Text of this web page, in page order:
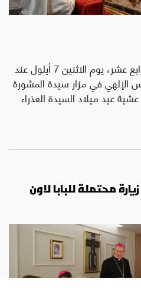
سيحتفل البابا لاون الرابع عشر، يوم الاثنين 7 أيلول عند
الإلهي في مزار سيدة المشورة
عيد ميلاد السيدة العذراء
محتملة للبابا لاون